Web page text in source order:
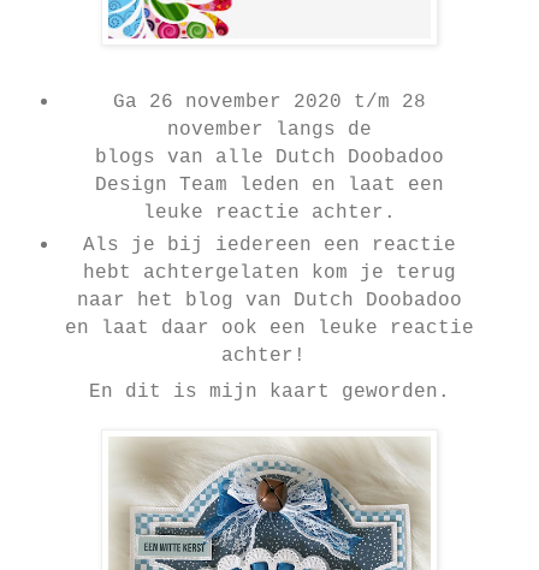
Ga 26 november 2020 t/m 28
november langs de
blogs van alle Dutch Doobadoo
Design Team leden en laat een
leuke reactie achter.
Als je bij iedereen een reactie
hebt achtergelaten kom je terug
naar het blog van Dutch Doobadoo
en laat daar ook een leuke reactie
achter!
En dit is mijn kaart geworden.